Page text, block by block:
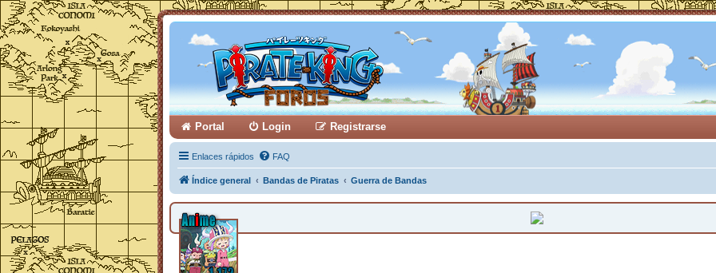
Portal Login Registrarse
Enlaces rápidos FAQ
Índice general Bandas de Piratas Guerra de Bandas